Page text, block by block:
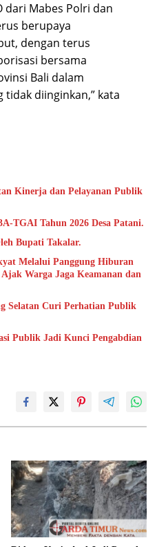
dari Mabes Polri dan
berupaya
dengan terus
bersama
Bali dalam
tidak diinginkan,” kata
Kinerja dan Pelayanan Publik
TGAI Tahun 2026 Desa Patani.
Bupati Takalar.
Melalui Panggung Hiburan
Warga Jaga Keamanan dan
Selatan Curi Perhatian Publik
Publik Jadi Kunci Pengabdian